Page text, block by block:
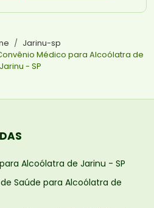
Jarinu-sp
Médico para Alcoólatra de
Jarinu - SP
Alcoólatra de Jarinu - SP
Saúde para Alcoólatra de